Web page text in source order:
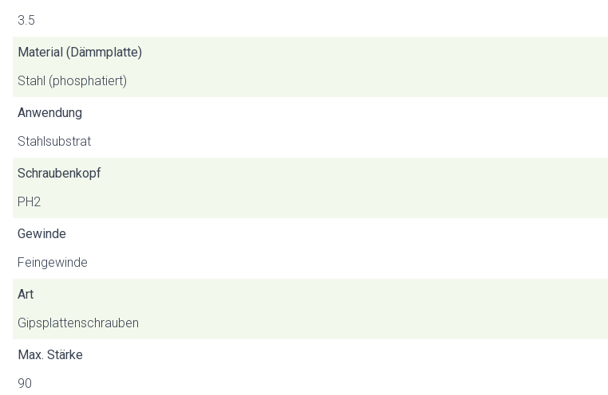
3.5
Material (Dämmplatte)
Stahl (phosphatiert)
Anwendung
Stahlsubstrat
Schraubenkopf
PH2
Gewinde
Feingewinde
Art
Gipsplattenschrauben
Max. Stärke
90